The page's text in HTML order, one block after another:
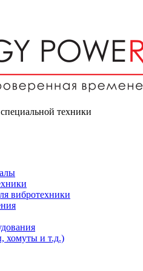
техники
вибротехники
хомуты и т.д.)